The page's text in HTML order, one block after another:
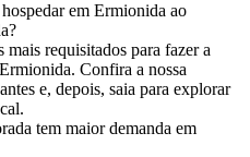
em Ermionida ao
requisitados para fazer a
Confira a nossa
e, depois, saia para explorar
tem maior demanda em